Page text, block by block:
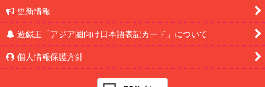
更新情報
遊戯王「アジア圏向け日本語表記カード」について
個人情報保護方針